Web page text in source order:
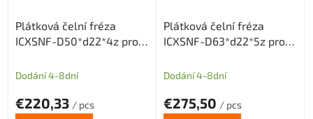
Plátková čelní fréza
ICXSNF-D50*d22*4z pro
SNMX1205
Dodání 4-8dní
€220,33 / pcs
Plátková čelní fréza
ICXSNF-D63*d22*5z pro
SNMX1205
Dodání 4-8dní
€275,50 / pcs